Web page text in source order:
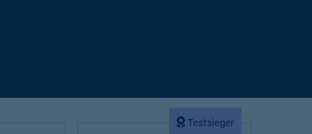
Testsieger